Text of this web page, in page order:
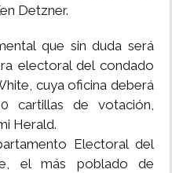
Detzner.
que sin duda será
electoral del condado
cuya oficina deberá
cartillas de votación,
Herald.
Electoral del
el más poblado de